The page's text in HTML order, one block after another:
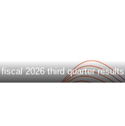
2026 third quarter results